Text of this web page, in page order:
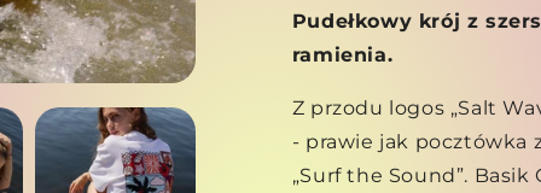
Pudełkowy krój z
ramienia.
Z przodu logos „Salt
- prawie jak pocztówka
„Surf the Sound”.